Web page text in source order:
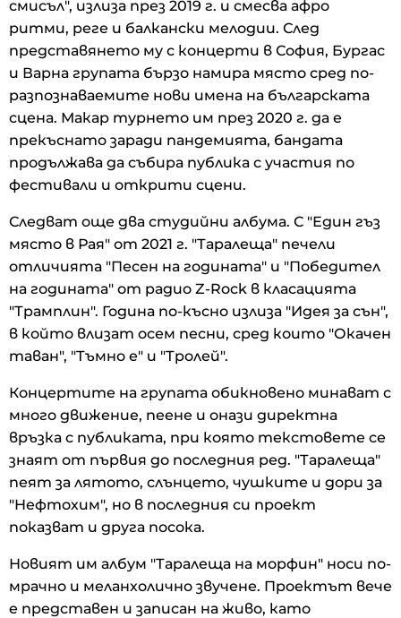
смисъл", излиза през 2019 г. и смесва афро
ритми, реге и балкански мелодии. След
представянето му с концерти в София, Бургас
и Варна групата бързо намира място сред по-
разпознаваемите нови имена на българската
сцена. Макар турнето им през 2020 г. да е
прекъснато заради пандемията, бандата
продължава да събира публика с участия по
фестивали и открити сцени.
Следват още два студийни албума. С "Един гъз
място в Рая" от 2021 г. "Таралеща" печели
отличията "Песен на годината" и "Победител
на годината" от радио Z-Rock в класацията
"Трамплин". Година по-късно излиза "Идея за сън",
в който влизат осем песни, сред които "Окачен
таван", "Тъмно е" и "Тролей".
Концертите на групата обикновено минават с
много движение, пеене и онази директна
връзка с публиката, при която текстовете се
знаят от първия до последния ред. "Таралеща"
пеят за лятото, слънцето, чушките и дори за
"Нефтохим", но в последния си проект
показват и друга посока.
Новият им албум "Таралеща на морфин" носи по-
мрачно и меланхолично звучене. Проектът вече
е представен и записан на живо, като